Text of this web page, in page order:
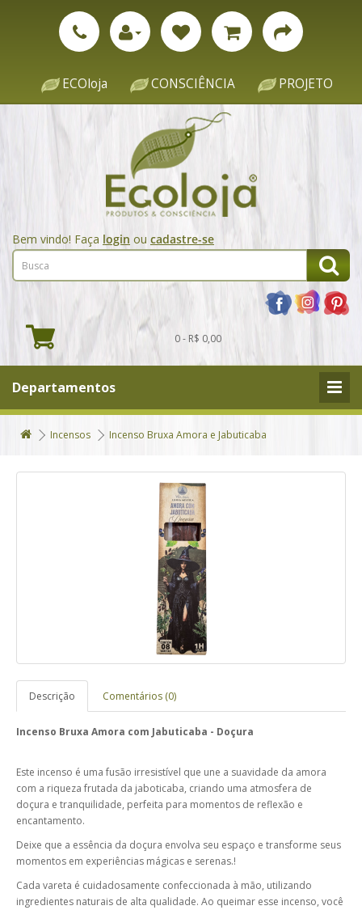
ECOloja CONSCIÊNCIA PROJETO
Bem vindo! Faça login ou cadastre-se
0 - R$ 0,00
Departamentos
Incensos Incenso Bruxa Amora e Jabuticaba
Descrição Comentários (0)
Incenso Bruxa Amora com Jabuticaba - Doçura
Este incenso é uma fusão irresistível que une a suavidade da amora
com a riqueza frutada da jaboticaba, criando uma atmosfera de
doçura e tranquilidade, perfeita para momentos de reflexão e
encantamento.
Deixe que a essência da doçura envolva seu espaço e transforme seus
momentos em experiências mágicas e serenas.!
Cada vareta é cuidadosamente confeccionada à mão, utilizando
ingredientes naturais de alta qualidade. Ao queimar esse incenso, você